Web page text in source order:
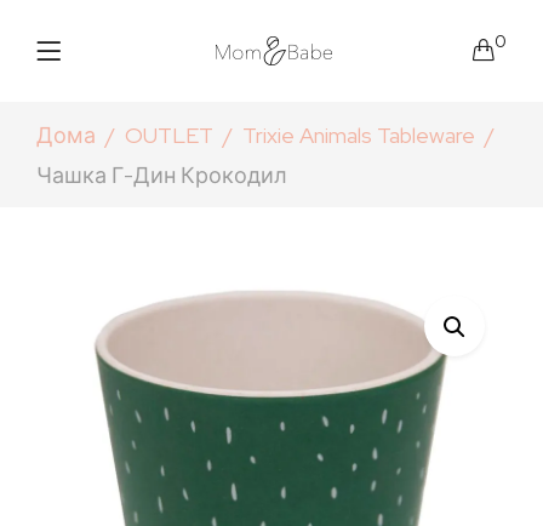
0
Дома OUTLET
Trixie Animals Tableware
Чашка Г-Дин Крокодил